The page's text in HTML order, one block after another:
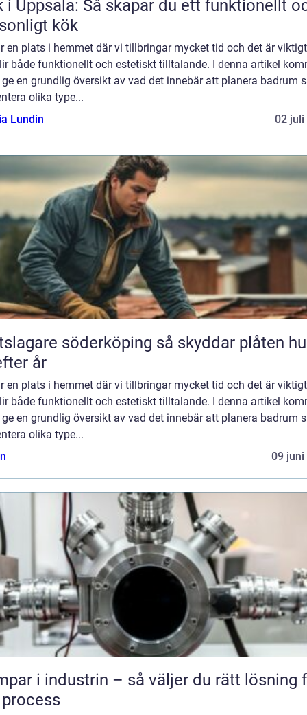
i Uppsala: Så skapar du ett funktionellt
kök
en plats i hemmet där vi tillbringar mycket tid och det är
både funktionellt och estetiskt tilltalande. I denna artikel
en grundlig översikt av vad det innebär att planera badrum
olika type...
Lundin
02 juli
söderköping så skyddar plåten huset
år
en plats i hemmet där vi tillbringar mycket tid och det är
både funktionellt och estetiskt tilltalande. I denna artikel
en grundlig översikt av vad det innebär att planera badrum
olika type...
09 juni
i industrin – så väljer du rätt lösning